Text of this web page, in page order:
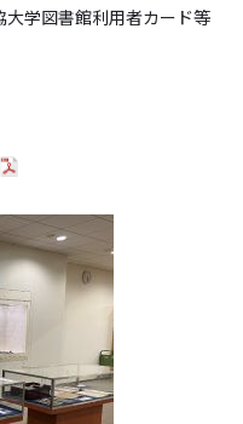
学図書館利用者カード等